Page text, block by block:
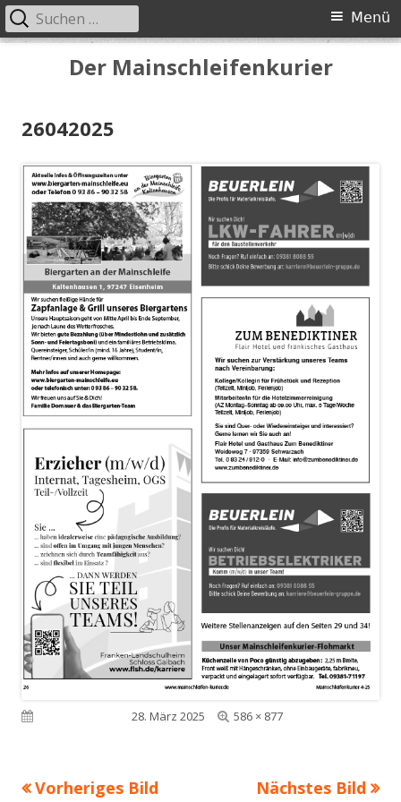
Der Mainschleifenkurier
Primäres
Menü
Suchen
nach:
26042025
Veröffentlicht am28. März 2025
Volle
586 × 877
Vorheriges Bild Nächstes Bild